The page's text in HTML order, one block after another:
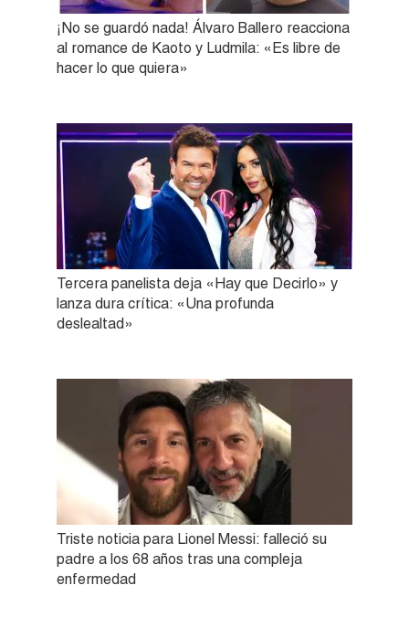
¡No se guardó nada! Álvaro Ballero reacciona
al romance de Kaoto y Ludmila: «Es libre de
hacer lo que quiera»
Tercera panelista deja «Hay que Decirlo» y
lanza dura crítica: «Una profunda
deslealtad»
Triste noticia para Lionel Messi: falleció su
padre a los 68 años tras una compleja
enfermedad